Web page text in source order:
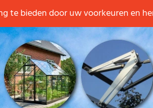
te bieden door uw voorkeuren en